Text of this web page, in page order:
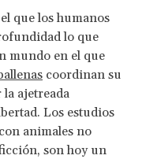
que los humanos
lo que
mundo en el que
coordinan su
ajetreada
Los estudios
animales no
son hoy un